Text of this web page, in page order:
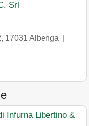
Srl
, 17031 Albenga
Infurna Libertino &